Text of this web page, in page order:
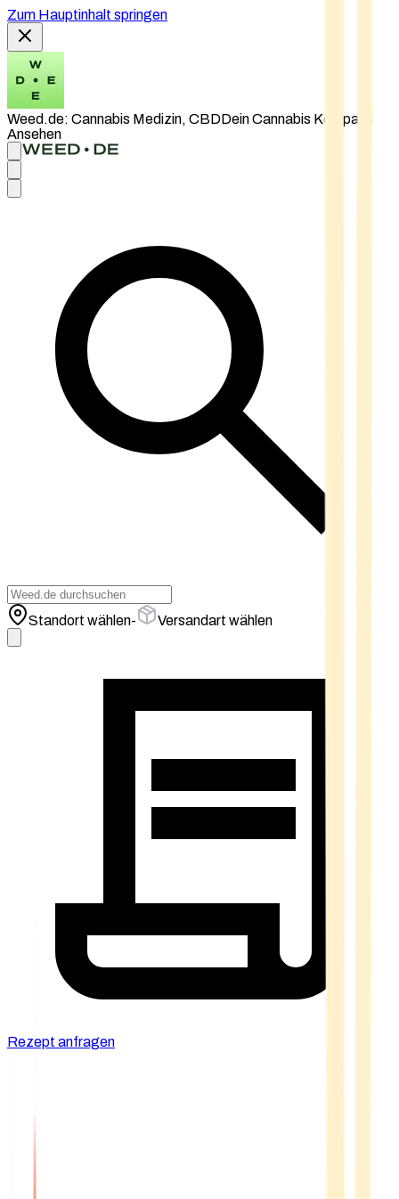
Zum Hauptinhalt springen
Weed.de: Cannabis Medizin, CBDDein Cannabis Kompass
Ansehen
Standort wählen- Versandart wählen
Rezept anfragen